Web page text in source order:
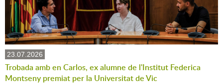
23.07.2026
Trobada amb en Carlos, ex alumne de l'Institut Federica
Montseny premiat per la Universitat de Vic